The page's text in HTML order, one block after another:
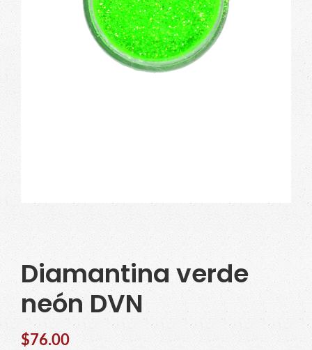
Diamantina verde
neón DVN
$76.00